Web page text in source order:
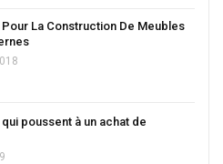
La Construction De Meubles
poussent à un achat de